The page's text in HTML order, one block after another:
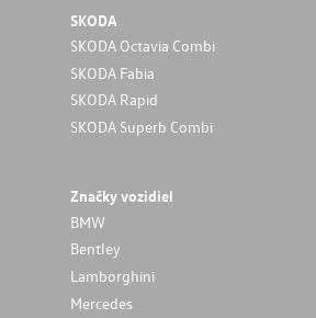
SKODA
SKODA Octavia Combi
SKODA Fabia
SKODA Rapid
SKODA Superb Combi
Značky vozidiel
BMW
Bentley
Lamborghini
Mercedes